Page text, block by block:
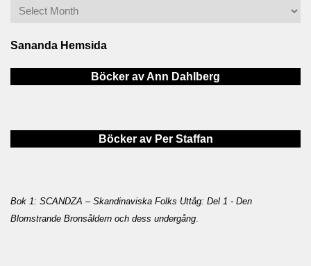
Sananda Hemsida
Böcker av Ann Dahlberg
Böcker av Per Staffan
Bok 1: SCANDZA – Skandinaviska Folks Uttåg: Del 1 - Den
Blomstrande Bronsåldern och dess undergång